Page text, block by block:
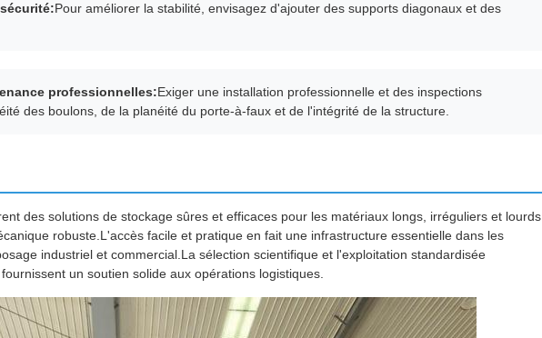
Pour améliorer la stabilité, envisagez d'ajouter des supports diagonaux et des
professionnelles:Exiger une installation professionnelle et des inspections
des boulons, de la planéité du porte-à-faux et de l'intégrité de la structure.
des solutions de stockage sûres et efficaces pour les matériaux longs, irréguliers et lourds
robuste.L'accès facile et pratique en fait une infrastructure essentielle dans les
industriel et commercial.La sélection scientifique et l'exploitation standardisée
un soutien solide aux opérations logistiques.